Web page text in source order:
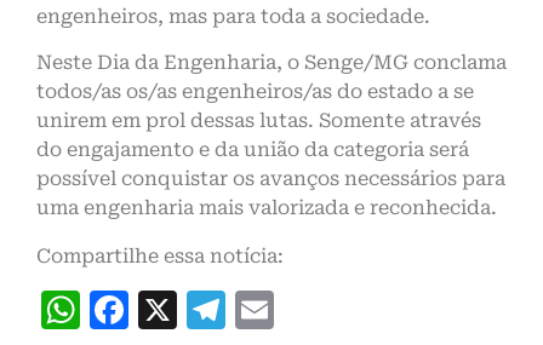
engenheiros, mas para toda a sociedade.
Neste Dia da Engenharia, o Senge/MG conclama
todos/as os/as engenheiros/as do estado a se
unirem em prol dessas lutas. Somente através
do engajamento e da união da categoria será
possível conquistar os avanços necessários para
uma engenharia mais valorizada e reconhecida.
Compartilhe essa notícia:
WhatsApp
Facebook
X Telegram